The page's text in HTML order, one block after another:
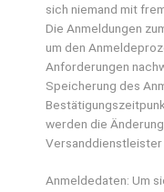
sich niemand mit
Die Anmeldungen
um den
Anforderungen
Speicherung des
werden die
Anmeldedaten: Um